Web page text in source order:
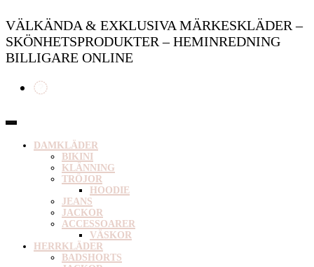
VÄLKÄNDA & EXKLUSIVA MÄRKESKLÄDER –
SKÖNHETSPRODUKTER – HEMINREDNING
BILLIGARE ONLINE
DAMKLÄDER
BIKINI
KLÄNNING
TRÖJOR
HOODIE
JEANS
JACKOR
ACCESSOARER
VÄSKOR
HERRKLÄDER
BADSHORTS